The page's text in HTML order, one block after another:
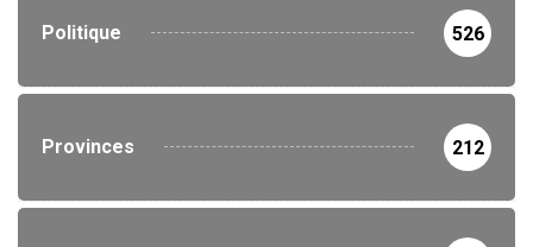
Politique 526
Provinces 212